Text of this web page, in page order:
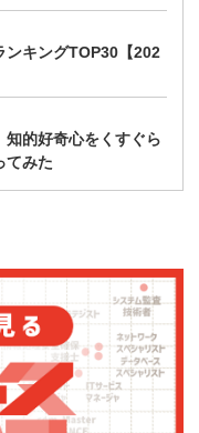
ンキングTOP30【202
的好奇心をくすぐら
てみた